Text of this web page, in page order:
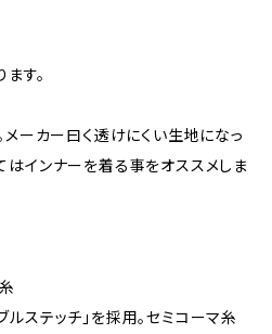
す。
ーカー曰く透けにくい生地になっ
はインナーを着る事をオススメしま
ルステッチ」を採用。セミコーマ糸